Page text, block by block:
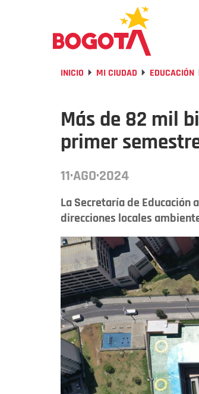
INICIO MI CIUDAD EDUCACIÓN
Más de 82 mil
primer
11·AGO·2024
La Secretaría de
direcciones locales